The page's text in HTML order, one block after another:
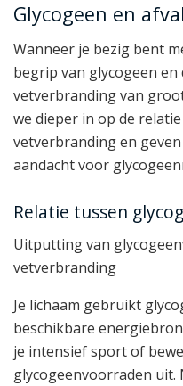
Glycogeen en
Wanneer je bezig bent
begrip van glycogeen
vetverbranding van
we dieper in op de
vetverbranding en
aandacht voor
Relatie tussen
Uitputting van
vetverbranding
Je lichaam gebruikt
beschikbare
je intensief sport of
glycogeenvoorraden uit.